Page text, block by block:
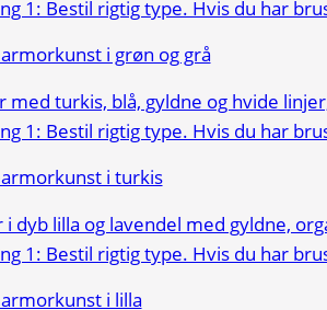
i grøn og grå
i turkis
i lilla